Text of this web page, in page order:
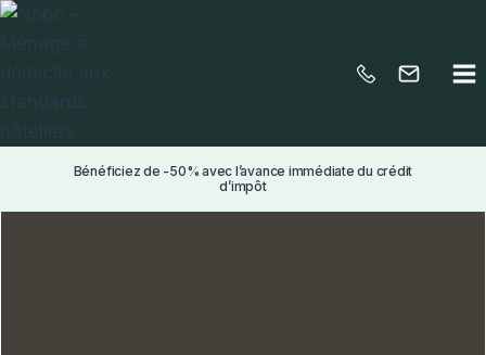
Aller
Bénéficiez de -50% avec l’avance immédiate du crédit
d’impôt